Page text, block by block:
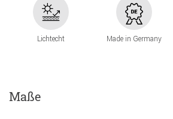
Lichtecht Made in Germany
Maße